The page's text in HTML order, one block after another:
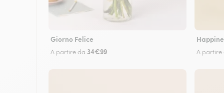
Giorno Felice
A partire da 34€99 A